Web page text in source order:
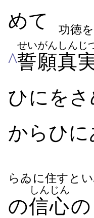
めて功徳
^誓願
せいがん
真
しんじ
ひ​に​を
からひ​に​
らゐに住すと
の信心
しんじん